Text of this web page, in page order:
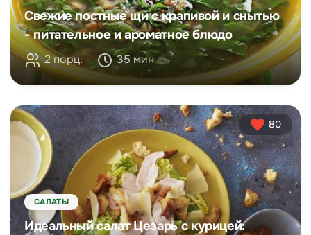
Свежие постные щи с крапивой и снытью
- питательное и ароматное блюдо
2 порц. 35 мин
80
САЛАТЫ
Идеальный салат Цезарь с курицей: